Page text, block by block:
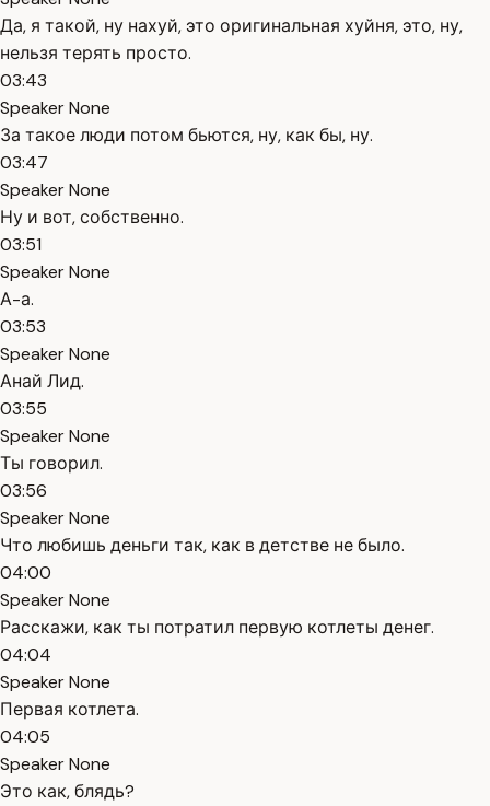
Да, я такой, ну нахуй, это оригинальная хуйня, это, ну,
нельзя терять просто.
03:43
Speaker None
За такое люди потом бьются, ну, как бы, ну.
03:47
Speaker None
Ну и вот, собственно.
03:51
Speaker None
А-а.
03:53
Speaker None
Анай Лид.
03:55
Speaker None
Ты говорил.
03:56
Speaker None
Что любишь деньги так, как в детстве не было.
04:00
Speaker None
Расскажи, как ты потратил первую котлеты денег.
04:04
Speaker None
Первая котлета.
04:05
Speaker None
Это как, блядь?